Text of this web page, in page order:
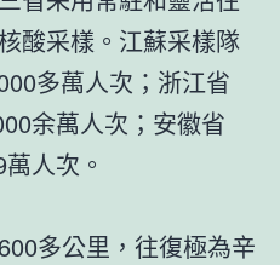
酸采樣。江蘇采樣隊
多萬人次；浙江省
余萬人次；安徽省
人次。
多公里，往復極為辛